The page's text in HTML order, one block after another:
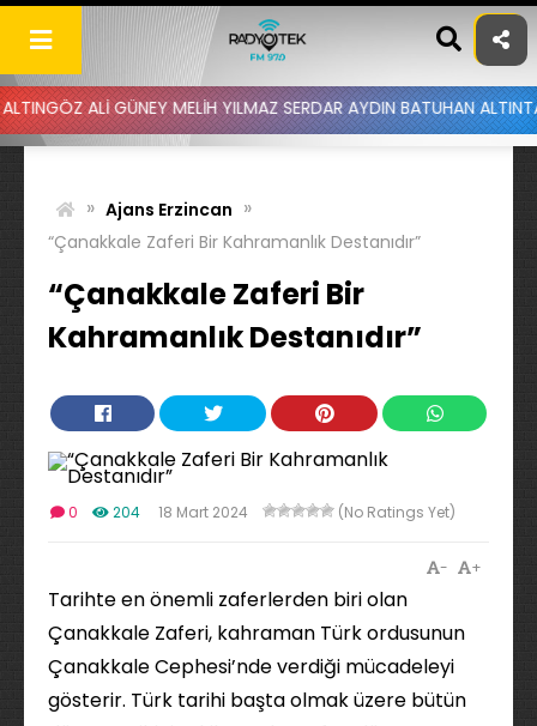
Skip
content
MELİH YILMAZ SERDAR AYDIN BATUHAN ALTINTAŞ UYGAR
» Ajans Erzincan »
“Çanakkale Zaferi Bir Kahramanlık Destanıdır”
“Çanakkale Zaferi Bir
Kahramanlık Destanıdır”
0 204 18 Mart 2024 (No Ratings Yet)
+
-
Tarihte en önemli zaferlerden biri olan
Çanakkale Zaferi, kahraman Türk ordusunun
Çanakkale Cephesi’nde verdiği mücadeleyi
gösterir. Türk tarihi başta olmak üzere bütün